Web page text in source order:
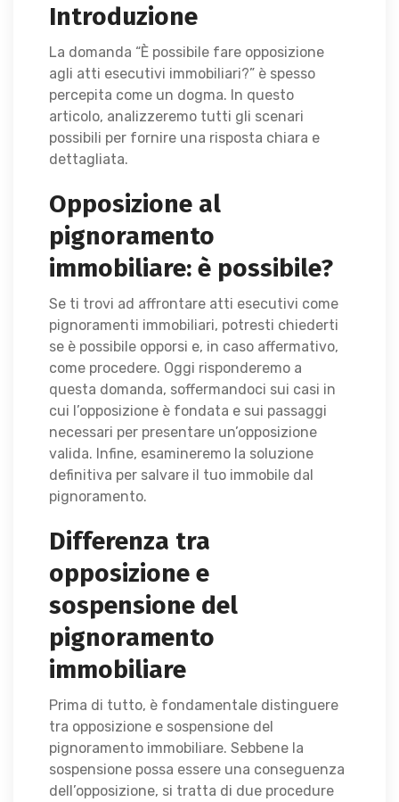
Introduzione
La domanda “È possibile fare opposizione
agli atti esecutivi immobiliari?” è spesso
percepita come un dogma. In questo
articolo, analizzeremo tutti gli scenari
possibili per fornire una risposta chiara e
dettagliata.
Opposizione al
pignoramento
immobiliare: è possibile?
Se ti trovi ad affrontare atti esecutivi come
pignoramenti immobiliari, potresti chiederti
se è possibile opporsi e, in caso affermativo,
come procedere. Oggi risponderemo a
questa domanda, soffermandoci sui casi in
cui l’opposizione è fondata e sui passaggi
necessari per presentare un’opposizione
valida. Infine, esamineremo la soluzione
definitiva per salvare il tuo immobile dal
pignoramento.
Differenza tra
opposizione e
sospensione del
pignoramento
immobiliare
Prima di tutto, è fondamentale distinguere
tra opposizione e sospensione del
pignoramento immobiliare. Sebbene la
sospensione possa essere una conseguenza
dell’opposizione, si tratta di due procedure